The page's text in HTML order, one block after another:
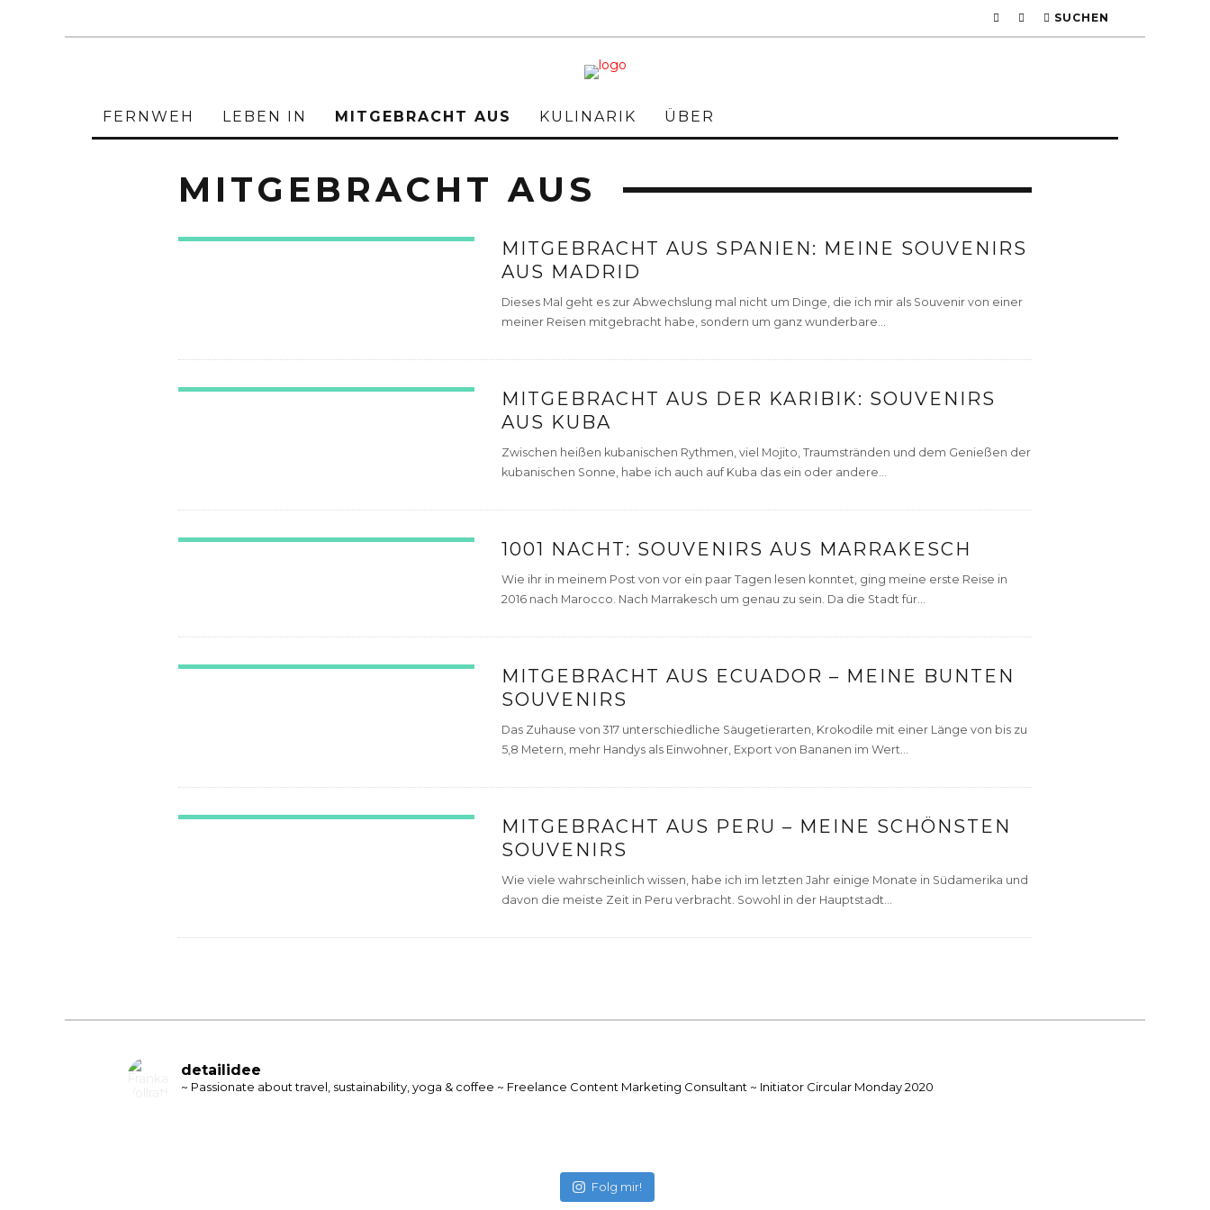
SUCHEN
FERNWEH LEBEN IN MITGEBRACHT AUS KULINARIK ÜBER
MITGEBRACHT AUS
MITGEBRACHT AUS SPANIEN: MEINE SOUVENIRS
AUS MADRID
Dieses Mal geht es zur Abwechslung mal nicht um Dinge, die ich mir als Souvenir von einer
meiner Reisen mitgebracht habe, sondern um ganz wunderbare...
MITGEBRACHT AUS DER KARIBIK: SOUVENIRS
AUS KUBA
Zwischen heißen kubanischen Rythmen, viel Mojito, Traumstränden und dem Genießen der
kubanischen Sonne, habe ich auch auf Kuba das ein oder andere...
1001 NACHT: SOUVENIRS AUS MARRAKESCH
Wie ihr in meinem Post von vor ein paar Tagen lesen konntet, ging meine erste Reise in
2016 nach Marocco. Nach Marrakesch um genau zu sein. Da die Stadt für...
MITGEBRACHT AUS ECUADOR – MEINE BUNTEN
SOUVENIRS
Das Zuhause von 317 unterschiedliche Säugetierarten, Krokodile mit einer Länge von bis zu
5,8 Metern, mehr Handys als Einwohner, Export von Bananen im Wert...
MITGEBRACHT AUS PERU – MEINE SCHÖNSTEN
SOUVENIRS
Wie viele wahrscheinlich wissen, habe ich im letzten Jahr einige Monate in Südamerika und
davon die meiste Zeit in Peru verbracht. Sowohl in der Hauptstadt...
detailidee
~ Passionate about travel, sustainability, yoga & coffee ~ Freelance Content Marketing Consultant ~ Initiator Circular Monday 2020
Folg mir!